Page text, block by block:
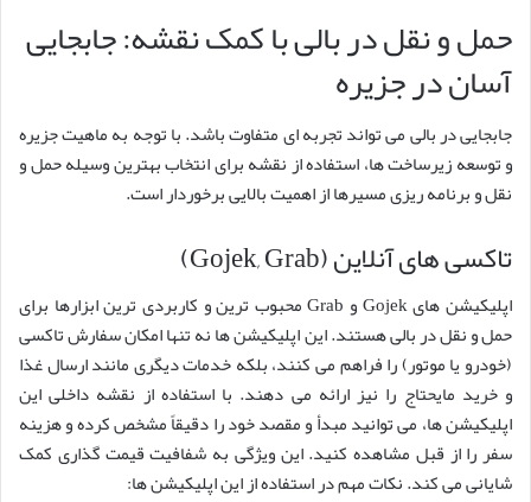
حمل و نقل در بالی با کمک نقشه: جابجایی
آسان در جزیره
جابجایی در بالی می تواند تجربه ای متفاوت باشد. با توجه به ماهیت جزیره
و توسعه زیرساخت ها، استفاده از نقشه برای انتخاب بهترین وسیله حمل و
نقل و برنامه ریزی مسیرها از اهمیت بالایی برخوردار است.
تاکسی های آنلاین (Gojek, Grab)
اپلیکیشن های Gojek و Grab محبوب ترین و کاربردی ترین ابزارها برای
حمل و نقل در بالی هستند. این اپلیکیشن ها نه تنها امکان سفارش تاکسی
(خودرو یا موتور) را فراهم می کنند، بلکه خدمات دیگری مانند ارسال غذا
و خرید مایحتاج را نیز ارائه می دهند. با استفاده از نقشه داخلی این
اپلیکیشن ها، می توانید مبدأ و مقصد خود را دقیقاً مشخص کرده و هزینه
سفر را از قبل مشاهده کنید. این ویژگی به شفافیت قیمت گذاری کمک
شایانی می کند. نکات مهم در استفاده از این اپلیکیشن ها: